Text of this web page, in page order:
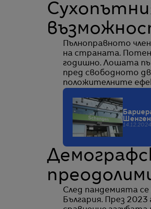
Пълноправното
на страната.
годишно. Лошата
пред свободното
положителните
Шенген
След пандемията
България. През